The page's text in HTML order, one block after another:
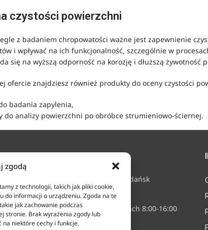
zgodą
z technologii, takich jak pliki cookie,
do informacji o urządzeniu. Zgoda na te
jak zachowanie podczas
stronie. Brak wyrażenia zgody lub
na niektóre cechy i funkcje.
czystości powierzchni
z badaniem chropowatości ważne jest zapewnienie
i wpływać na ich funkcjonalność, szczególnie w
się na wyższą odporność na korozję i dłuższą żywotność
ofercie znajdziesz również produkty do oceny czystości
badania zapylenia,
do analizy powierzchni po obróbce strumieniowo-ściernej.
ul. Tarcice 11, 80-718 Gdańsk
+48 58 342 24 15
Biuro czynne w godzinach 8:00-16:00
sklep@anticorr.pl